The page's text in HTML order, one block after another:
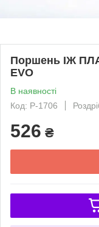
Поршень ІЖ
EVO
В наявності
Код: P-1706
526 ₴